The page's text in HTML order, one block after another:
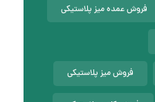
فروش عمده میز پلاستیکی
فروش میز پلاستیکی